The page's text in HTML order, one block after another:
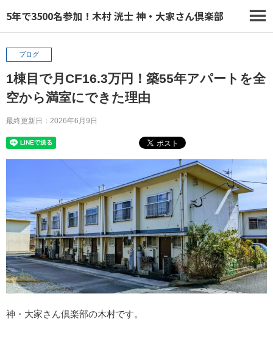
5年で3500名参加！木村 洸士 神・大家さん倶楽部
ブログ
1棟目で月CF16.3万円！築55年アパートを全
空から満室にできた理由
最終更新日：2026年6月9日
神・大家さん倶楽部の木村です。